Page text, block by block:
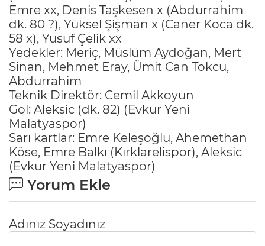
Emre xx, Denis Taşkesen x (Abdurrahim
dk. 80 ?), Yüksel Şişman x (Caner Koca dk.
58 x), Yusuf Çelik xx
Yedekler: Meriç, Müslüm Aydoğan, Mert
Sinan, Mehmet Eray, Ümit Can Tokcu,
Abdurrahim
Teknik Direktör: Cemil Akkoyun
Gol: Aleksic (dk. 82) (Evkur Yeni
Malatyaspor)
Sarı kartlar: Emre Keleşoğlu, Ahemethan
Köse, Emre Balkı (Kırklarelispor), Aleksic
(Evkur Yeni Malatyaspor)
Yorum Ekle
Adınız Soyadınız